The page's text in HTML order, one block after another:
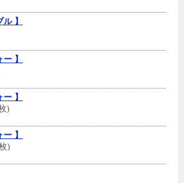
】
】
】
)
】
)